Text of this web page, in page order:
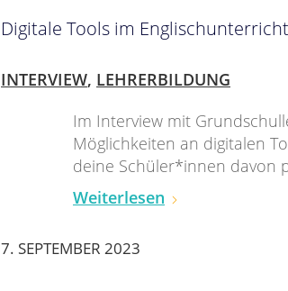
Digitale Tools im
INTERVIEW, LEHRERBILDUNG
Im Interview mit
Möglichkeiten an digitalen
deine Schüler*innen davon
Weiterlesen
7. SEPTEMBER 2023